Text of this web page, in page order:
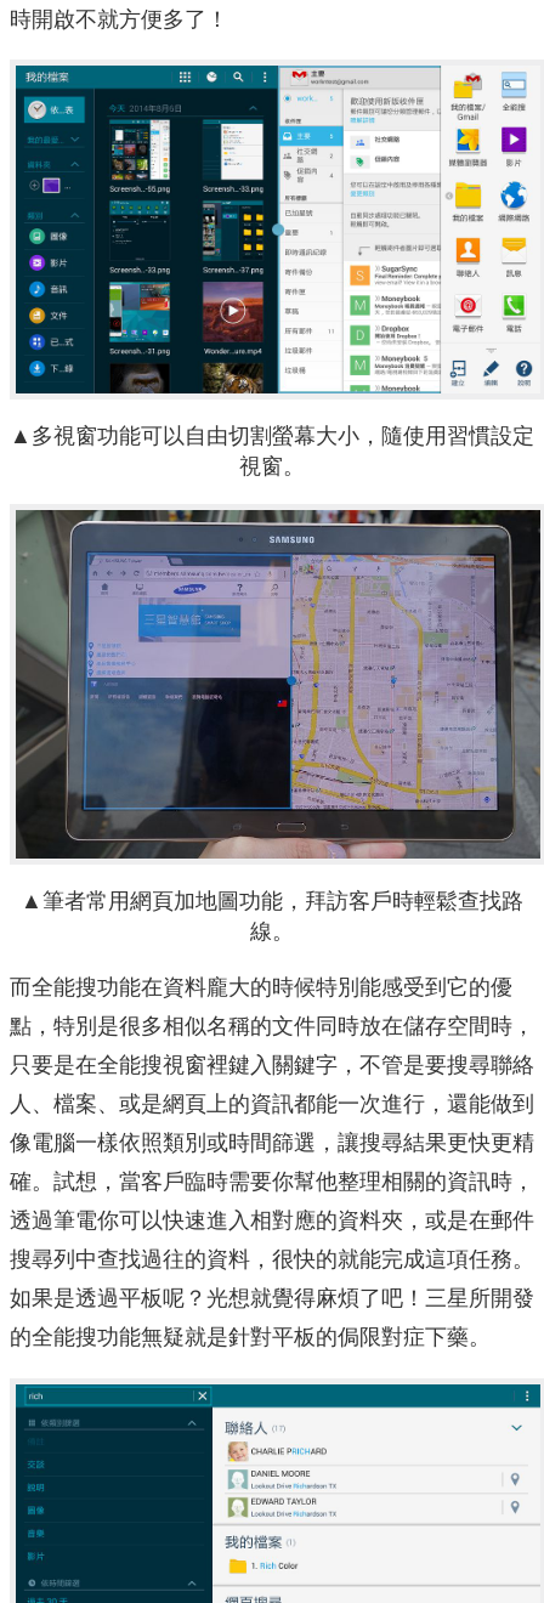
時開啟不就方便多了！
▲多視窗功能可以自由切割螢幕大小，隨使用習慣設定
視窗。
▲筆者常用網頁加地圖功能，拜訪客戶時輕鬆查找路
線。
而全能搜功能在資料龐大的時候特別能感受到它的優
點，特別是很多相似名稱的文件同時放在儲存空間時，
只要是在全能搜視窗裡鍵入關鍵字，不管是要搜尋聯絡
人、檔案、或是網頁上的資訊都能一次進行，還能做到
像電腦一樣依照類別或時間篩選，讓搜尋結果更快更精
確。試想，當客戶臨時需要你幫他整理相關的資訊時，
透過筆電你可以快速進入相對應的資料夾，或是在郵件
搜尋列中查找過往的資料，很快的就能完成這項任務。
如果是透過平板呢？光想就覺得麻煩了吧！三星所開發
的全能搜功能無疑就是針對平板的侷限對症下藥。